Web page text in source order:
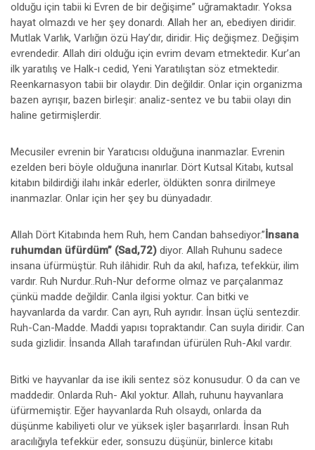
olduğu için tabii ki Evren de bir değişime” uğramaktadır. Yoksa
hayat olmazdı ve her şey donardı. Allah her an, ebediyen diridir.
Mutlak Varlık, Varlığın özü Hay’dır, diridir. Hiç değişmez. Değişim
evrendedir. Allah diri olduğu için evrim devam etmektedir. Kur’an
ilk yaratılış ve Halk-ı cedid, Yeni Yaratılıştan söz etmektedir.
Reenkarnasyon tabii bir olaydır. Din değildir. Onlar için organizma
bazen ayrışır, bazen birleşir: analiz-sentez ve bu tabii olayı din
haline getirmişlerdir.
Mecusiler evrenin bir Yaratıcısı olduğuna inanmazlar. Evrenin
ezelden beri böyle olduğuna inanırlar. Dört Kutsal Kitabı, kutsal
kitabın bildirdiği ilahı inkâr ederler, öldükten sonra dirilmeye
inanmazlar. Onlar için her şey bu dünyadadır.
Allah Dört Kitabında hem Ruh, hem Candan bahsediyor.”İnsana
ruhumdan üfürdüm” (Sad,72) diyor. Allah Ruhunu sadece
insana üfürmüştür. Ruh ilâhidir. Ruh da akıl, hafıza, tefekkür, ilim
vardır. Ruh Nurdur..Ruh-Nur deforme olmaz ve parçalanmaz
çünkü madde değildir. Canla ilgisi yoktur. Can bitki ve
hayvanlarda da vardır. Can ayrı, Ruh ayrıdır. İnsan üçlü sentezdir.
Ruh-Can-Madde. Maddi yapısı topraktandır. Can suyla diridir. Can
suda gizlidir. İnsanda Allah tarafından üfürülen Ruh-Akıl vardır.
Bitki ve hayvanlar da ise ikili sentez söz konusudur. O da can ve
maddedir. Onlarda Ruh- Akıl yoktur. Allah, ruhunu hayvanlara
üfürmemiştir. Eğer hayvanlarda Ruh olsaydı, onlarda da
düşünme kabiliyeti olur ve yüksek işler başarırlardı. İnsan Ruh
aracılığıyla tefekkür eder, sonsuzu düşünür, binlerce kitabı